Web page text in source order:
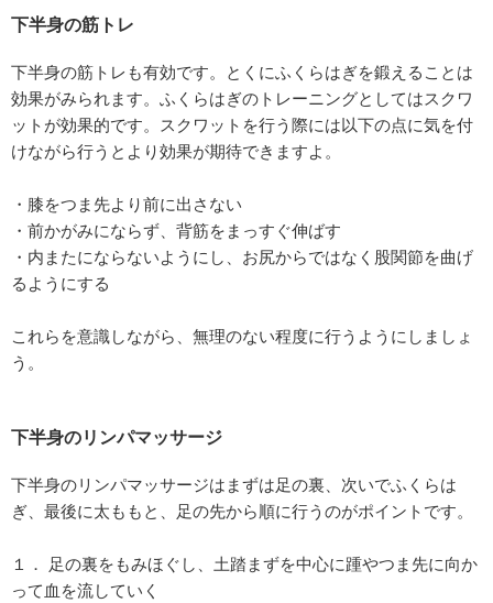
下半身の筋トレ
下半身の筋トレも有効です。とくにふくらはぎを鍛えることは
効果がみられます。ふくらはぎのトレーニングとしてはスクワ
ットが効果的です。スクワットを行う際には以下の点に気を付
けながら行うとより効果が期待できますよ。
・膝をつま先より前に出さない
・前かがみにならず、背筋をまっすぐ伸ばす
・内またにならないようにし、お尻からではなく股関節を曲げ
るようにする
これらを意識しながら、無理のない程度に行うようにしましょ
う。
下半身のリンパマッサージ
下半身のリンパマッサージはまずは足の裏、次いでふくらは
ぎ、最後に太ももと、足の先から順に行うのがポイントです。
１． 足の裏をもみほぐし、土踏まずを中心に踵やつま先に向か
って血を流していく